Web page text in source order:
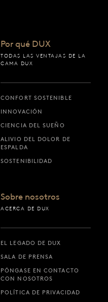
Por qué DUX
TODAS LAS VENTAJAS DE LA
CAMA DUX
CONFORT SOSTENIBLE
INNOVACIÓN
CIENCIA DEL SUEÑO
ALIVIO DEL DOLOR DE
ESPALDA
SOSTENIBILIDAD
Sobre nosotros
ACERCA DE DUX
EL LEGADO DE DUX
SALA DE PRENSA
PÓNGASE EN CONTACTO
CON NOSOTROS
POLÍTICA DE PRIVACIDAD